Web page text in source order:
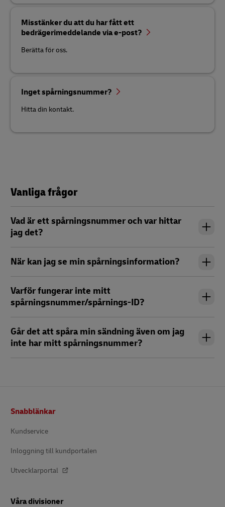
Misstänker du att du har fått ett
bedrägerimeddelande via e-post?
Berätta för oss.
Inget spårningsnummer?
Hitta din kontakt.
Vanliga frågor
Vad är ett spårningsnummer och var hittar
jag det?
När kan jag se min spårningsinformation?
Varför fungerar inte mitt
spårningsnummer/spårnings-ID?
Går det att spåra min sändning även om jag
inte har mitt spårningsnummer?
Snabblänkar
Kundservice
Inloggning till kundportalen
Utvecklarportal
Våra divisioner